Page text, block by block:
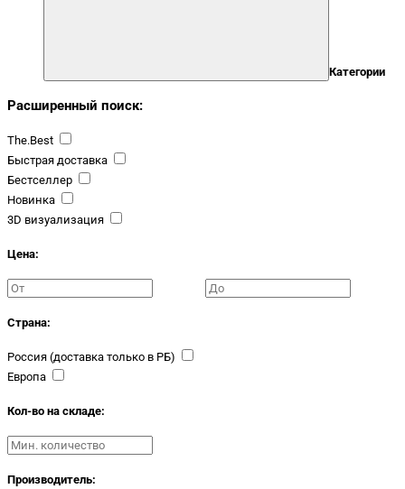
Категории
Расширенный поиск:
The.Best
Быстрая доставка
Бестселлер
Новинка
3D визуализация
Цена:
Страна:
Россия (доставка только в РБ)
Европа
Кол-во на складе:
Производитель: